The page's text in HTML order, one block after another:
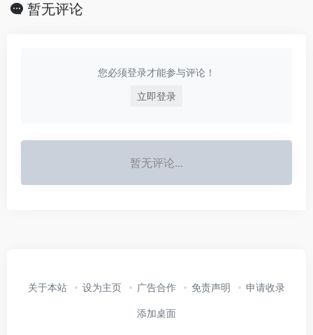
暂无评论
您必须登录才能参与评论！
立即登录
暂无评论...
关于本站 设为主页 广告合作 免责声明 申请收录
添加桌面